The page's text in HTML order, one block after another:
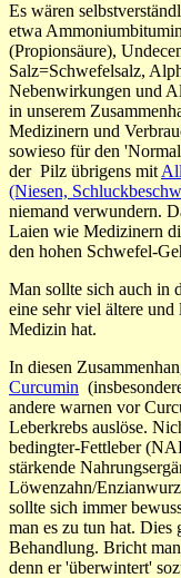
Es wären
etwa
(Propionsäure),
Salz=Schwefelsalz,
Nebenwirkungen und
in unserem
Medizinern und
sowieso für den
der Pilz übrigens mit
(Niesen,
niemand verwundern.
Laien wie Medizinern
den hohen Schwefel-
Man sollte sich auch in
eine sehr viel ältere
Medizin hat.
In diesen
Curcumin
andere warnen vor
Leberkrebs auslöse.
bedingter-Fettleber
stärkende
Löwenzahn/
sollte sich immer
man es zu tun hat. Dies
Behandlung. Bricht
denn er 'überwintert'